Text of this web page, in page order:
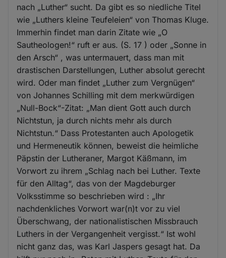
nach „Luther“ sucht. Da gibt es so niedliche Titel
wie „Luthers kleine Teufeleien“ von Thomas Kluge.
Immerhin findet man darin Zitate wie „O
Sautheologen!“ ruft er aus. (S. 17 ) oder „Sonne in
den Arsch“ , was untermauert, dass man mit
drastischen Darstellungen, Luther absolut gerecht
wird. Oder man findet „Luther zum Vergnügen“
von Johannes Schilling mit dem merkwürdigen
„Null-Bock“-Zitat: „Man dient Gott auch durch
Nichtstun, ja durch nichts mehr als durch
Nichtstun.“ Dass Protestanten auch Apologetik
und Hermeneutik können, beweist die heimliche
Päpstin der Lutheraner, Margot Käßmann, im
Vorwort zu ihrem „Schlag nach bei Luther. Texte
für den Alltag“, das von der Magdeburger
Volksstimme so beschrieben wird : „Ihr
nachdenkliches Vorwort war(n)t vor zu viel
Überschwang, der nationalistischen Missbrauch
Luthers in der Vergangenheit vergisst.“ Ist wohl
nicht ganz das, was Karl Jaspers gesagt hat. Da